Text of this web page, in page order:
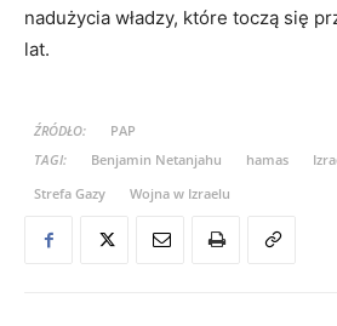
nadużycia władzy, które toczą się
lat.
ŹRÓDŁO:
PAP
TAGI:
Benjamin Netanjahu hamas
Strefa Gazy
Wojna w Izraelu